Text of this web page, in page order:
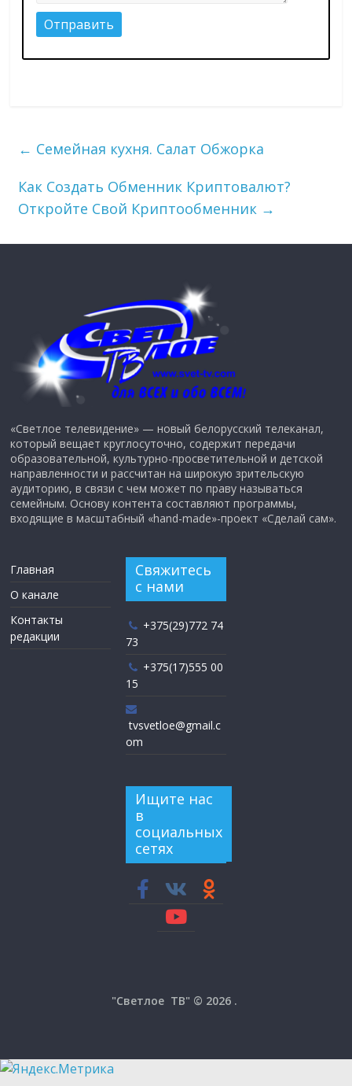
← Семейная кухня. Салат Обжорка
Как Создать Обменник Криптовалют?
Откройте Свой Криптообменник →
«Светлое телевидение» — новый белорусский телеканал,
который вещает круглосуточно, содержит передачи
образовательной, культурно-просветительной и детской
направленности и рассчитан на широкую зрительскую
аудиторию, в связи с чем может по праву называться
семейным. Основу контента составляют программы,
входящие в масштабный «hand-made»-проект «Сделай сам».
Главная
О канале
Контакты
редакции
Свяжитесь
с нами
+375(29)772 74
73
+375(17)555 00
15
tvsvetloe@gmail.c
om
Ищите нас
в
социальных
сетях
"Светлое ТВ" © 2026 .